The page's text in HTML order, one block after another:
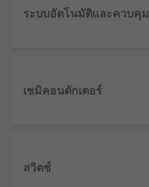
ระบบอัตโนมัติและควบคุม
เซมิคอนดักเตอร์
สวิตช์